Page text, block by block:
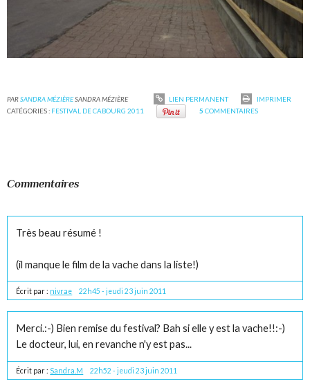
PARSANDRA MÉZIÈRESANDRA MÉZIÈRE LIEN PERMANENT
IMPRIMER
CATÉGORIES : FESTIVAL DE CABOURG 2011 5 COMMENTAIRES
Commentaires
Très beau résumé !
(il manque le film de la vache dans la liste!)
Écrit par : nivrae 22h45 -jeudi 23 juin 2011
Merci.:-) Bien remise du festival? Bah si elle y est la vache!!:-)
Le docteur, lui, en revanche n'y est pas...
Écrit par : Sandra.M 22h52 -jeudi 23 juin 2011